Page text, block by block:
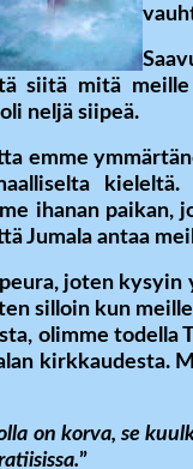
siitä mitä
neljä siipeä.
emme
ihanan paikan,
Jumala antaa
joten
silloin kun
olimme todella
kirkkaudesta.
on korva, se
”